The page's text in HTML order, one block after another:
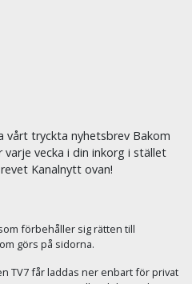
vårt tryckta nyhetsbrev Bakom
varje vecka i din inkorg i stället
Kanalnytt ovan!
förbehåller sig rätten till
görs på sidorna.
TV7 får laddas ner enbart för privat